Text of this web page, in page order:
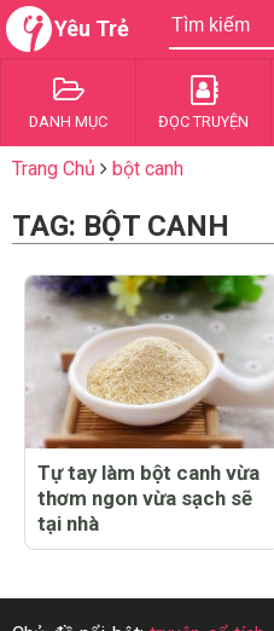
Yêu Trẻ
DANH MỤC ĐỌC TRUYỆN
Trang Chủ bột canh
TAG: BỘT CANH
Tự tay làm bột canh vừa
thơm ngon vừa sạch sẽ
tại nhà